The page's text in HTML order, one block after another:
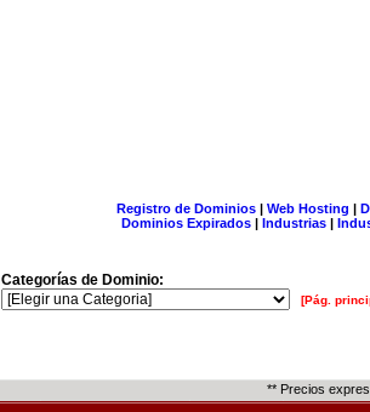
Registro de Dominios| Web Hosting |
Dominios Expirados | Industrias |
Categorías de Dominio:
[Pág.
** Precios